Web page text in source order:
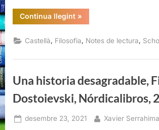
Continua llegint“Correspondencia
escogida
1860),
Arthur
Acantilado,
»
Castellà Filosofia Notes de lectura
Una historia desagradable,
Dostoievski, Nórdicalibros,
Posted
desembre 23, 2021 By
Xavier Serrahima